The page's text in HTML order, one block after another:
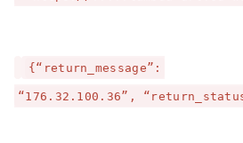
{“return_message”:
“176.32.100.36”,